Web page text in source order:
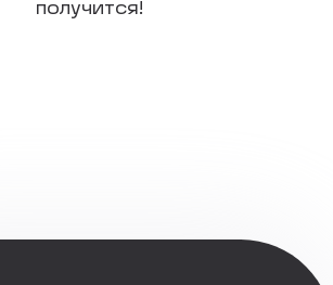
получится!